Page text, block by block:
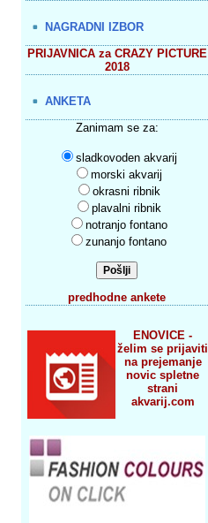
NAGRADNI IZBOR
PRIJAVNICA za CRAZY PICTURE
2018
ANKETA
Zanimam se za:
sladkovoden akvarij
morski akvarij
okrasni ribnik
plavalni ribnik
notranjo fontano
zunanjo fontano
predhodne ankete
ENOVICE -
želim se prijaviti
na prejemanje
novic spletne
strani
akvarij.com